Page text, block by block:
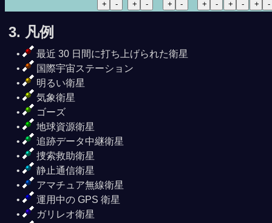
8月 7日10時56分52秒
29分48秒
3. 凡例
最近 30 日間に打ち上げられた衛星
国際宇宙ステーション
明るい衛星
気象衛星
ゴーズ
地球資源衛星
追跡データ中継衛星
捜索救助衛星
静止通信衛星
アマチュア無線衛星
運用中の GPS 衛星
ガリレオ衛星